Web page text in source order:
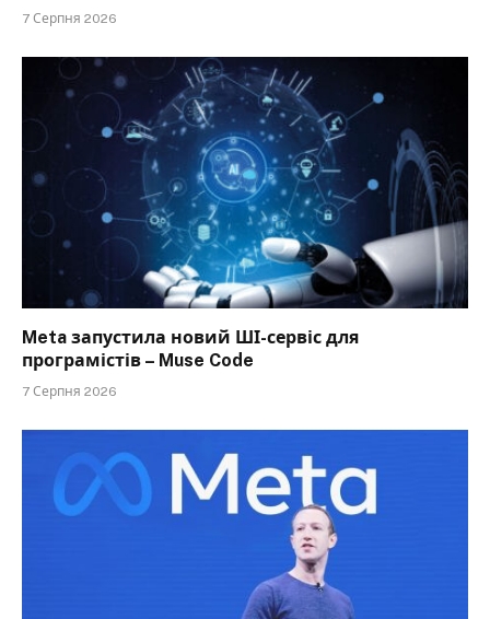
7 Серпня 2026
Meta запустила новий ШІ-сервіс для
програмістів – Muse Code
7 Серпня 2026